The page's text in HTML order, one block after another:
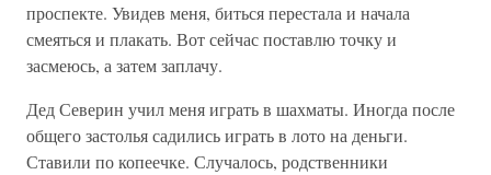
проспекте. Увидев меня, биться перестала и начала
смеяться и плакать. Вот сейчас поставлю точку и
засмеюсь, а затем заплачу.
Дед Северин учил меня играть в шахматы. Иногда после
общего застолья садились играть в лото на деньги.
Ставили по копеечке. Случалось, родственники